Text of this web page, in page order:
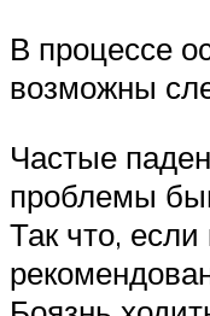
В процессе
возможны
Частые
проблемы
Так что, если